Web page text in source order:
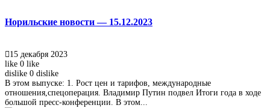
Норильские новости — 15.12.2023
15 декабря 2023
like 0 like
dislike 0 dislike
В этом выпуске: 1. Рост цен и тарифов, международные
отношения,спецоперация. Владимир Путин подвел Итоги года в ходе
большой пресс-конференции. В этом...